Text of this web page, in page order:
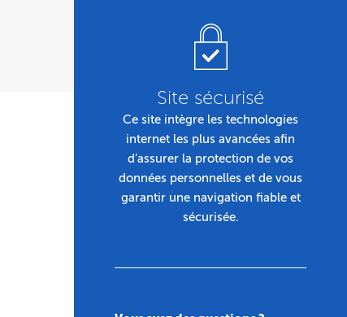
Site sécurisé
Ce site intègre les technologies
internet les plus avancées afin
d’assurer la protection de vos
données personnelles et de vous
garantir une navigation fiable et
sécurisée.